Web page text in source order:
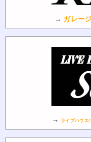
→ ガレー
→ ライブハウス/